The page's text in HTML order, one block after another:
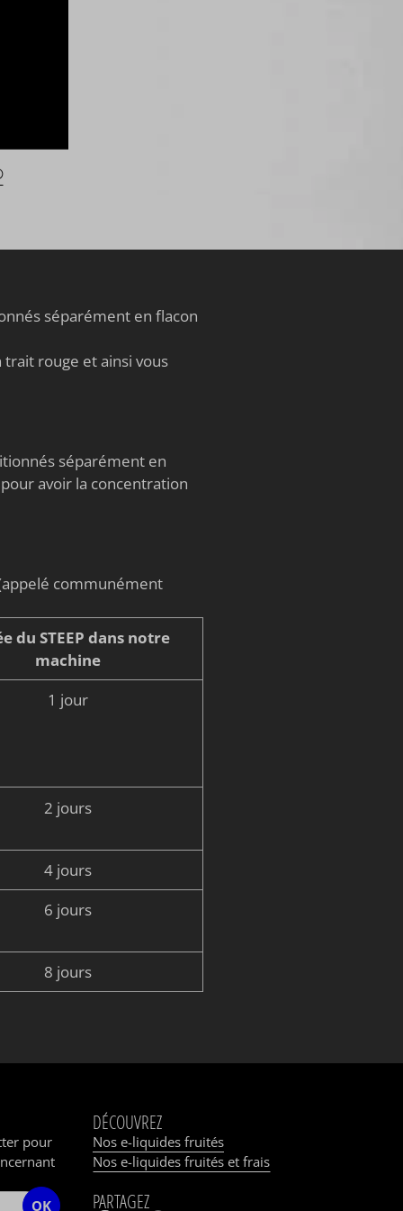
séparément en flacon
rouge et ainsi vous
séparément en
avoir la concentration
communément
du STEEP dans notre
machine
1 jour
2 jours
4 jours
6 jours
8 jours
pour
OK
DÉCOUVREZ
Nos e-liquides fruités
Nos e-liquides fruités et frais
PARTAGEZ